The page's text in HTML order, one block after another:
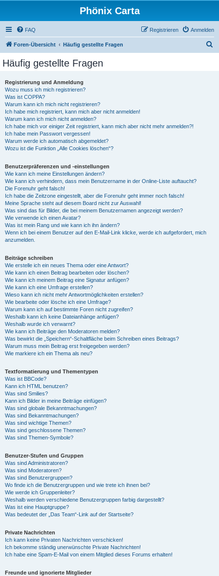
Phönix Carta
FAQ Anmelden
Registrieren
Foren-Übersicht Häufig gestellte Fragen
Häufig gestellte Fragen
Registrierung und Anmeldung
Wozu muss ich mich registrieren?
Was ist COPPA?
Warum kann ich mich nicht registrieren?
Ich habe mich registriert, kann mich aber nicht anmelden!
Warum kann ich mich nicht anmelden?
Ich habe mich vor einiger Zeit registriert, kann mich aber nicht mehr anmelden?!
Ich habe mein Passwort vergessen!
Warum werde ich automatisch abgemeldet?
Wozu ist die Funktion „Alle Cookies löschen“?
Benutzerpräferenzen und -einstellungen
Wie kann ich meine Einstellungen ändern?
Wie kann ich verhindern, dass mein Benutzername in der Online-Liste auftaucht?
Die Forenuhr geht falsch!
Ich habe die Zeitzone eingestellt, aber die Forenuhr geht immer noch falsch!
Meine Sprache steht auf diesem Board nicht zur Auswahl!
Was sind das für Bilder, die bei meinem Benutzernamen angezeigt werden?
Wie verwende ich einen Avatar?
Was ist mein Rang und wie kann ich ihn ändern?
Wenn ich bei einem Benutzer auf den E-Mail-Link klicke, werde ich aufgefordert, mich
anzumelden.
Beiträge schreiben
Wie erstelle ich ein neues Thema oder eine Antwort?
Wie kann ich einen Beitrag bearbeiten oder löschen?
Wie kann ich meinem Beitrag eine Signatur anfügen?
Wie kann ich eine Umfrage erstellen?
Wieso kann ich nicht mehr Antwortmöglichkeiten erstellen?
Wie bearbeite oder lösche ich eine Umfrage?
Warum kann ich auf bestimmte Foren nicht zugreifen?
Weshalb kann ich keine Dateianhänge anfügen?
Weshalb wurde ich verwarnt?
Wie kann ich Beiträge den Moderatoren melden?
Was bewirkt die „Speichern“-Schaltfläche beim Schreiben eines Beitrags?
Warum muss mein Beitrag erst freigegeben werden?
Wie markiere ich ein Thema als neu?
Textformatierung und Thementypen
Was ist BBCode?
Kann ich HTML benutzen?
Was sind Smilies?
Kann ich Bilder in meine Beiträge einfügen?
Was sind globale Bekanntmachungen?
Was sind Bekanntmachungen?
Was sind wichtige Themen?
Was sind geschlossene Themen?
Was sind Themen-Symbole?
Benutzer-Stufen und Gruppen
Was sind Administratoren?
Was sind Moderatoren?
Was sind Benutzergruppen?
Wo finde ich die Benutzergruppen und wie trete ich ihnen bei?
Wie werde ich Gruppenleiter?
Weshalb werden verschiedene Benutzergruppen farbig dargestellt?
Was ist eine Hauptgruppe?
Was bedeutet der „Das Team“-Link auf der Startseite?
Private Nachrichten
Ich kann keine Privaten Nachrichten verschicken!
Ich bekomme ständig unerwünschte Private Nachrichten!
Ich habe eine Spam-E-Mail von einem Mitglied dieses Forums erhalten!
Freunde und ignorierte Mitglieder